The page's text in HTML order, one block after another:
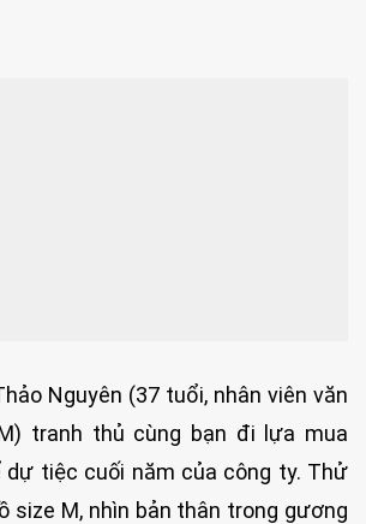
Nguyên (37 tuổi, nhân viên văn
tranh thủ cùng bạn đi lựa mua
dự tiệc cuối năm của công ty. Thử
size M, nhìn bản thân trong gương